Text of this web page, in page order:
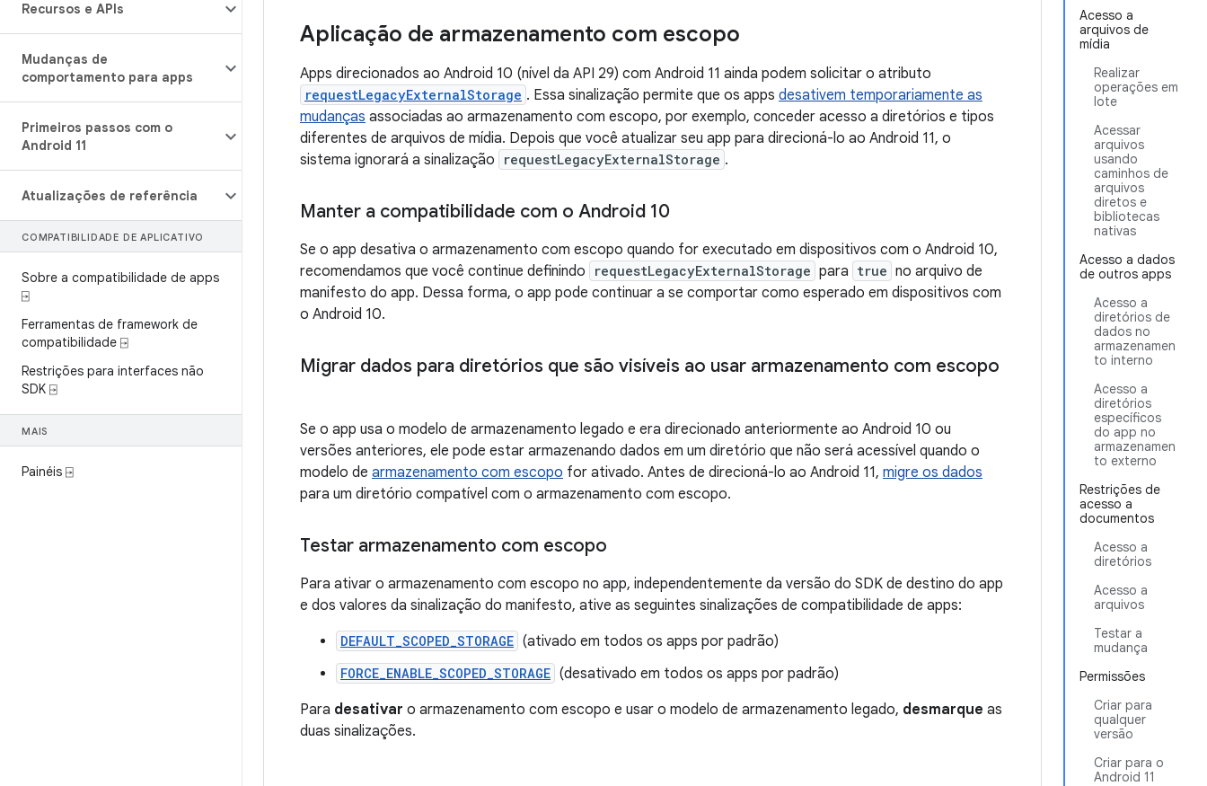
Recursos e APIs
Mudanças de
comportamento para apps
Primeiros passos com o
Android 11
Atualizações de referência
COMPATIBILIDADE DE APLICATIVO
Sobre a compatibilidade de apps
⍈
Ferramentas de framework de
compatibilidade ⍈
Restrições para interfaces não
SDK ⍈
MAIS
Painéis ⍈
Acesso a
arquivos de
mídia
Realizar
operações em
lote
Acessar
arquivos
usando
caminhos de
arquivos
diretos e
bibliotecas
nativas
Acesso a dados
de outros apps
Acesso a
diretórios de
dados no
armazenamen
to interno
Acesso a
diretórios
específicos
do app no
armazenamen
to externo
Restrições de
acesso a
documentos
Acesso a
diretórios
Acesso a
arquivos
Testar a
mudança
Permissões
Criar para
qualquer
versão
Criar para o
Android 11
Aplicação de armazenamento com escopo
Apps direcionados ao Android 10 (nível da API 29) com Android 11 ainda podem solicitar o atributo
requestLegacyExternalStorage . Essa sinalização permite que os apps desativem temporariamente as
mudanças associadas ao armazenamento com escopo, por exemplo, conceder acesso a diretórios e tipos
diferentes de arquivos de mídia. Depois que você atualizar seu app para direcioná-lo ao Android 11, o
sistema ignorará a sinalização
requestLegacyExternalStorage .
Manter a compatibilidade com o Android 10
Se o app desativa o armazenamento com escopo quando for executado em dispositivos com o Android 10,
recomendamos que você continue definindo
requestLegacyExternalStorage para true no arquivo de
manifesto do app. Dessa forma, o app pode continuar a se comportar como esperado em dispositivos com
o Android 10.
Migrar dados para diretórios que são visíveis ao usar armazenamento com escopo
Se o app usa o modelo de armazenamento legado e era direcionado anteriormente ao Android 10 ou
versões anteriores, ele pode estar armazenando dados em um diretório que não será acessível quando o
modelo de armazenamento com escopo for ativado. Antes de direcioná-lo ao Android 11, migre os dados
para um diretório compatível com o armazenamento com escopo.
Testar armazenamento com escopo
Para ativar o armazenamento com escopo no app, independentemente da versão do SDK de destino do app
e dos valores da sinalização do manifesto, ative as seguintes sinalizações de compatibilidade de apps:
DEFAULT_SCOPED_STORAGE (ativado em todos os apps por padrão)
FORCE_ENABLE_SCOPED_STORAGE (desativado em todos os apps por padrão)
Para desativar o armazenamento com escopo e usar o modelo de armazenamento legado, desmarque as
duas sinalizações.